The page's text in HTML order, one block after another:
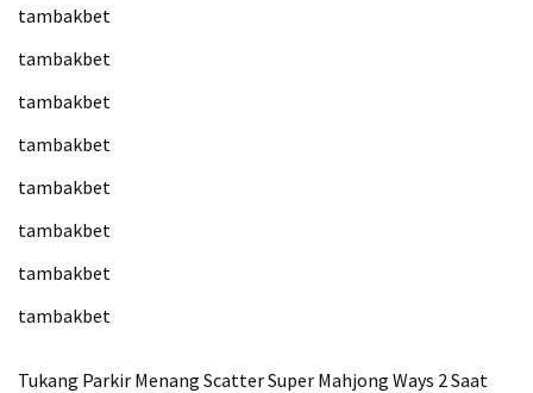
tambakbet
tambakbet
tambakbet
tambakbet
tambakbet
tambakbet
tambakbet
tambakbet
Tukang Parkir Menang Scatter Super Mahjong Ways 2 Saat